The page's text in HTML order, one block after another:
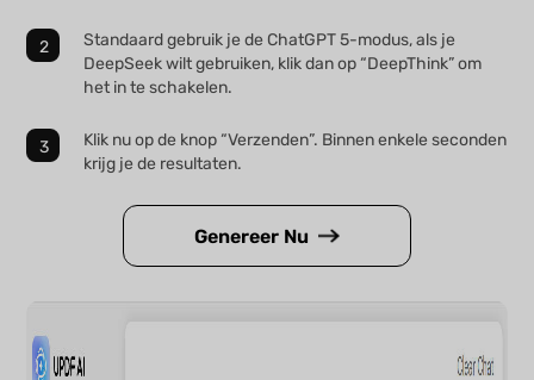
Standaard gebruik je de ChatGPT 5-modus, als je
DeepSeek wilt gebruiken, klik dan op “DeepThink” om
het in te schakelen.
Klik nu op de knop “Verzenden”. Binnen enkele seconden
krijg je de resultaten.
Genereer Nu